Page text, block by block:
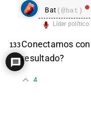
Bat (@bat)
Líder político
Conectamos
resultado?
4
133